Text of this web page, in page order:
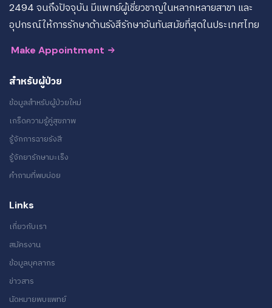
2494 จนถึงปัจจุบัน มีแพทย์ผู้เชี่ยวชาญในหลากหลายสาขา และ
อุปกรณ์ให้การรักษาด้านรังสีรักษาอันทันสมัยที่สุดในประเทศไทย
Make Appointment
สำหรับผู้ป่วย
ข้อมูลสำหรับผู้ป่วยใหม่
เกร็ดความรู้คู่สุขภาพ
รู้จักการฉายรังสี
รู้จักยารักษามะเร็ง
คำถามที่พบบ่อย
Links
เกี่ยวกับเรา
สมัครงาน
ข้อมูลบุคลากร
ข่าวสาร
นัดหมายพบแพทย์